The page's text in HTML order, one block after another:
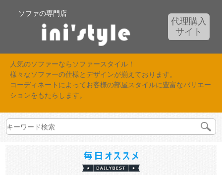
ソファの専門店
代理購入
サイト
人気のソファーならソファースタイル！
様々なソファーの仕様とデザインが揃えております。
コーディネートによってお客様の部屋スタイルに豊富なバリエー
ションをもたらします。